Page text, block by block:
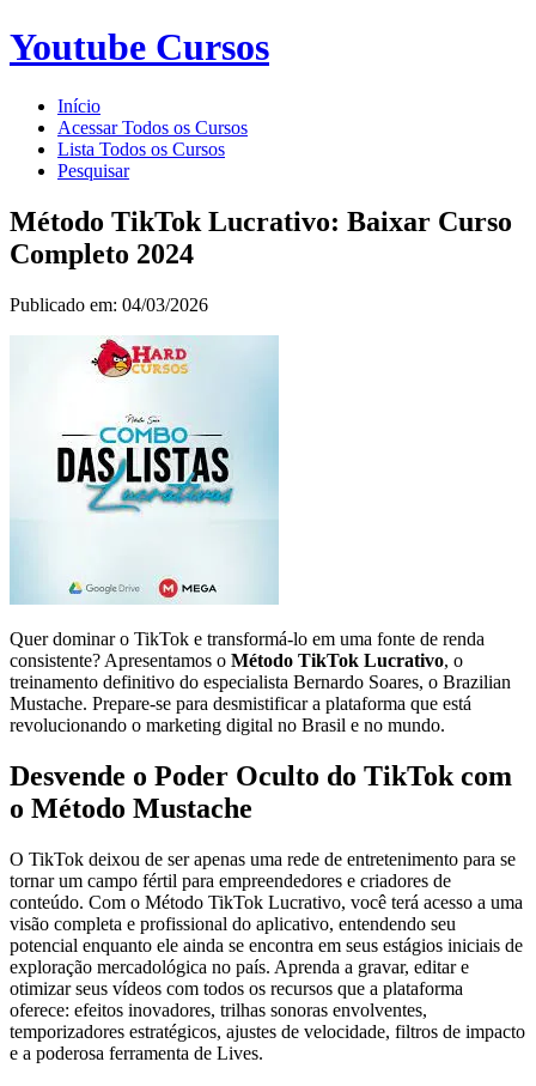
Youtube Cursos
Início
Acessar Todos os Cursos
Lista Todos os Cursos
Pesquisar
Método TikTok Lucrativo: Baixar Curso
Completo 2024
Publicado em: 04/03/2026
Quer dominar o TikTok e transformá-lo em uma fonte de renda
consistente? Apresentamos o Método TikTok Lucrativo, o
treinamento definitivo do especialista Bernardo Soares, o Brazilian
Mustache. Prepare-se para desmistificar a plataforma que está
revolucionando o marketing digital no Brasil e no mundo.
Desvende o Poder Oculto do TikTok com
o Método Mustache
O TikTok deixou de ser apenas uma rede de entretenimento para se
tornar um campo fértil para empreendedores e criadores de
conteúdo. Com o Método TikTok Lucrativo, você terá acesso a uma
visão completa e profissional do aplicativo, entendendo seu
potencial enquanto ele ainda se encontra em seus estágios iniciais de
exploração mercadológica no país. Aprenda a gravar, editar e
otimizar seus vídeos com todos os recursos que a plataforma
oferece: efeitos inovadores, trilhas sonoras envolventes,
temporizadores estratégicos, ajustes de velocidade, filtros de impacto
e a poderosa ferramenta de Lives.